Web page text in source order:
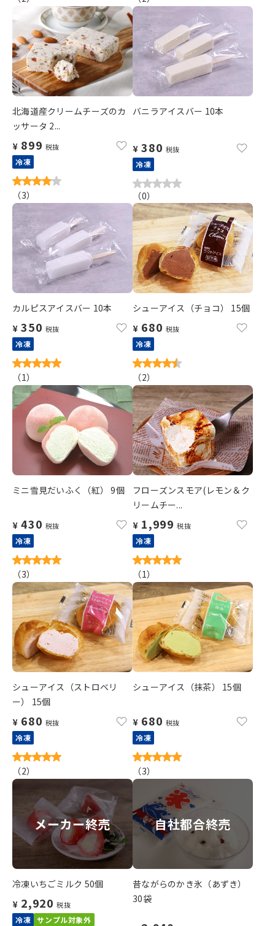
北海道産クリームチーズのカ
ッサータ 2...
¥ 899 税抜
冷凍
（3）
バニラアイスバー 10本
¥ 380 税抜
冷凍
（0）
カルピスアイスバー 10本
¥ 350 税抜
冷凍
（1）
シューアイス（チョコ） 15個
¥ 680 税抜
冷凍
（2）
ミニ雪見だいふく（紅） 9個
¥ 430 税抜
冷凍
（3）
フローズンスモア(レモン＆ク
リームチー...
¥ 1,999 税抜
冷凍
（1）
シューアイス（ストロベリ
ー） 15個
¥ 680 税抜
冷凍
（2）
シューアイス（抹茶） 15個
¥ 680 税抜
冷凍
（3）
メーカー終売
冷凍いちごミルク 50個
¥ 2,920 税抜
冷凍 サンプル対象外
自社都合終売
昔ながらのかき氷（あずき）
30袋